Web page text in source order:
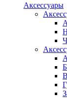
Аксессуары